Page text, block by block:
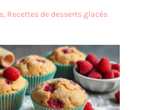
pizza, couper le fromage,
bien plus encore. Un
accessoire de pâtisserie
indispensable Facile à
ranger et durable –
Chaque spatule possède
un trou de suspension:
, Recettes de desserts glacés